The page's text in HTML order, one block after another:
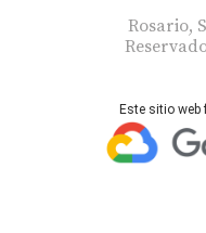
Rosario,
Este sitio web